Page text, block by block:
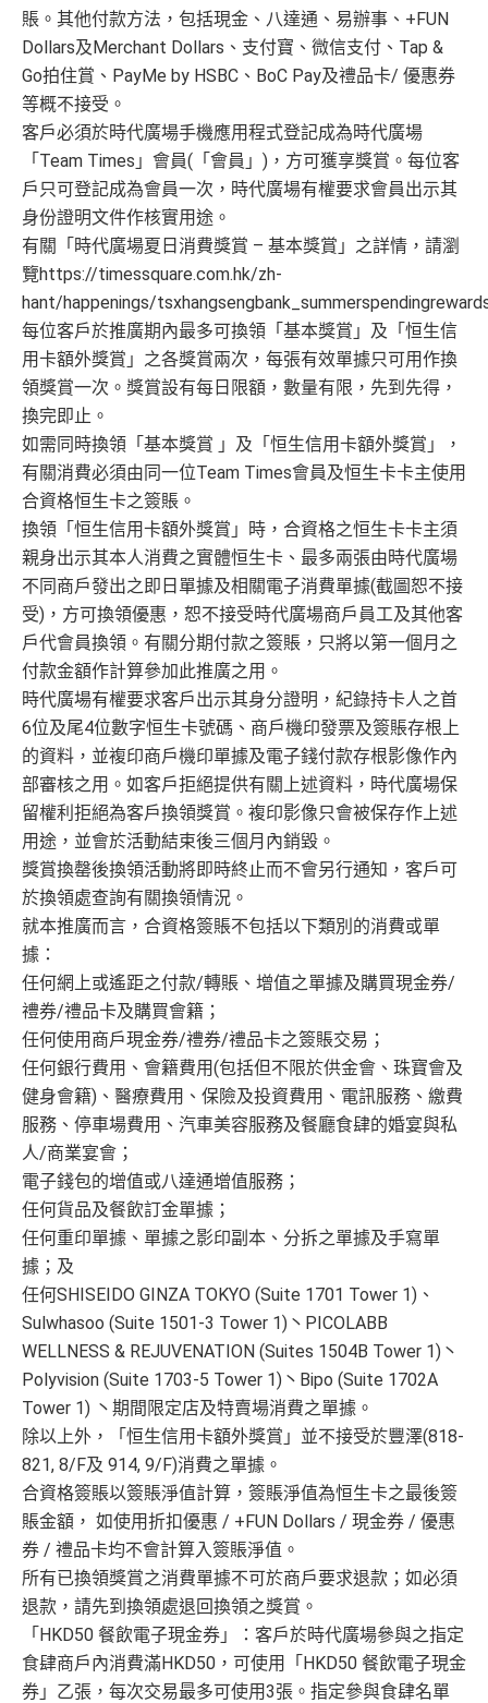
賬。其他付款方法，包括現金、八達通、易辦事、+FUN
Dollars及Merchant Dollars、支付寶、微信支付、Tap &
Go拍住賞、PayMe by HSBC、BoC Pay及禮品卡/ 優惠券
等概不接受。
客戶必須於時代廣場手機應用程式登記成為時代廣場
「Team Times」會員(「會員」)，方可獲享獎賞。每位客
戶只可登記成為會員一次，時代廣場有權要求會員出示其
身份證明文件作核實用途。
有關「時代廣場夏日消費獎賞 – 基本獎賞」之詳情，請瀏
覽https://timessquare.com.hk/zh-
hant/happenings/
每位客戶於推廣期內最多可換領「基本獎賞」及「恒生信
用卡額外獎賞」之各獎賞兩次，每張有效單據只可用作換
領獎賞一次。獎賞設有每日限額，數量有限，先到先得，
換完即止。
如需同時換領「基本獎賞 」及「恒生信用卡額外獎賞」，
有關消費必須由同一位Team Times會員及恒生卡卡主使用
合資格恒生卡之簽賬。
換領「恒生信用卡額外獎賞」時，合資格之恒生卡卡主須
親身出示其本人消費之實體恒生卡、最多兩張由時代廣場
不同商戶發出之即日單據及相關電子消費單據(截圖恕不接
受)，方可換領優惠，恕不接受時代廣場商戶員工及其他客
戶代會員換領。有關分期付款之簽賬，只將以第一個月之
付款金額作計算參加此推廣之用。
時代廣場有權要求客戶出示其身分證明，紀錄持卡人之首
6位及尾4位數字恒生卡號碼、商戶機印發票及簽賬存根上
的資料，並複印商戶機印單據及電子錢付款存根影像作內
部審核之用。如客戶拒絕提供有關上述資料，時代廣場保
留權利拒絕為客戶換領獎賞。複印影像只會被保存作上述
用途，並會於活動結束後三個月內銷毀。
獎賞換罄後換領活動將即時終止而不會另行通知，客戶可
於換領處查詢有關換領情況。
就本推廣而言，合資格簽賬不包括以下類別的消費或單
據：
任何網上或遙距之付款/轉賬、增值之單據及購買現金券/
禮券/禮品卡及購買會籍；
任何使用商戶現金券/禮券/禮品卡之簽賬交易；
任何銀行費用、會籍費用(包括但不限於供金會、珠寶會及
健身會籍)、醫療費用、保險及投資費用、電訊服務、繳費
服務、停車場費用、汽車美容服務及餐廳食肆的婚宴與私
人/商業宴會；
電子錢包的增值或八達通增值服務；
任何貨品及餐飲訂金單據；
任何重印單據、單據之影印副本、分拆之單據及手寫單
據；及
任何SHISEIDO GINZA TOKYO (Suite 1701 Tower 1)、
Sulwhasoo (Suite 1501-3 Tower 1)丶PICOLABB
WELLNESS & REJUVENATION (Suites 1504B Tower 1)丶
Polyvision (Suite 1703-5 Tower 1)丶Bipo (Suite 1702A
Tower 1) 丶期間限定店及特賣場消費之單據。
除以上外，「恒生信用卡額外獎賞」並不接受於豐澤(818-
821, 8/F及 914, 9/F)消費之單據。
合資格簽賬以簽賬淨值計算，簽賬淨值為恒生卡之最後簽
賬金額， 如使用折扣優惠 / +FUN Dollars / 現金券 / 優惠
券 / 禮品卡均不會計算入簽賬淨值。
所有已換領獎賞之消費單據不可於商戶要求退款；如必須
退款，請先到換領處退回換領之獎賞。
「HKD50 餐飲電子現金券」：客戶於時代廣場參與之指定
食肆商戶內消費滿HKD50，可使用「HKD50 餐飲電子現金
券」乙張，每次交易最多可使用3張。指定參與食肆名單